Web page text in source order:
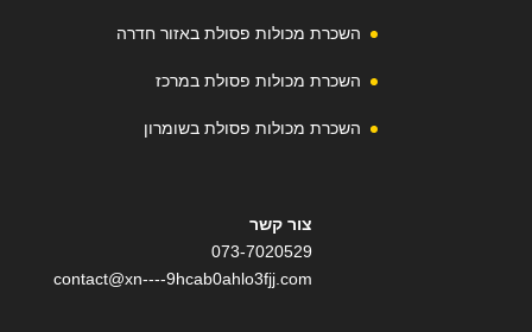
השכרת מכולות פסולת באזור חדרה
השכרת מכולות פסולת במרכז
השכרת מכולות פסולת בשומרון
צור קשר
073-7020529
contact@xn----9hcab0ahlo3fjj.com